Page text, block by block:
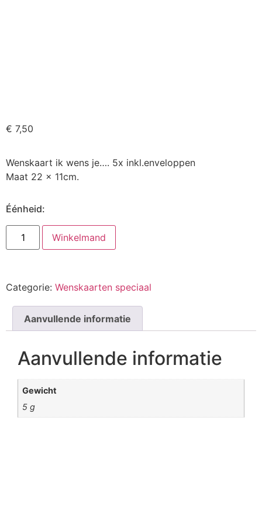
€ 7,50
Wenskaart ik wens je…. 5x inkl.enveloppen
Maat 22 x 11cm.
Éénheid:
Winkelmand
Categorie: Wenskaarten speciaal
Aanvullende informatie
Aanvullende informatie
Gewicht
5 g